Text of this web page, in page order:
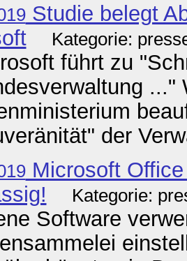
Studie belegt
Kategorie:
führt zu
..."
der
Microsoft
Kategorie:
Software